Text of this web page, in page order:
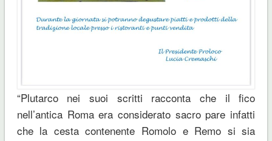
“Plutarco nei suoi scritti racconta che il fico
nell’antica Roma era considerato sacro pare infatti
che la cesta contenente Romolo e Remo si sia